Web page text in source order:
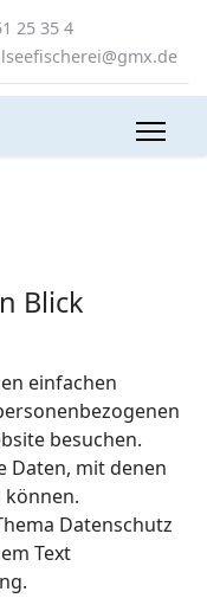
25 35 4
Blick
einfachen
besuchen.
Daten, mit denen
Datenschutz
Text